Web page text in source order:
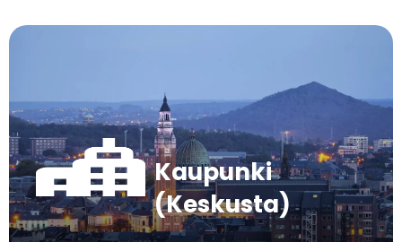
Kaupunki
(Keskusta)